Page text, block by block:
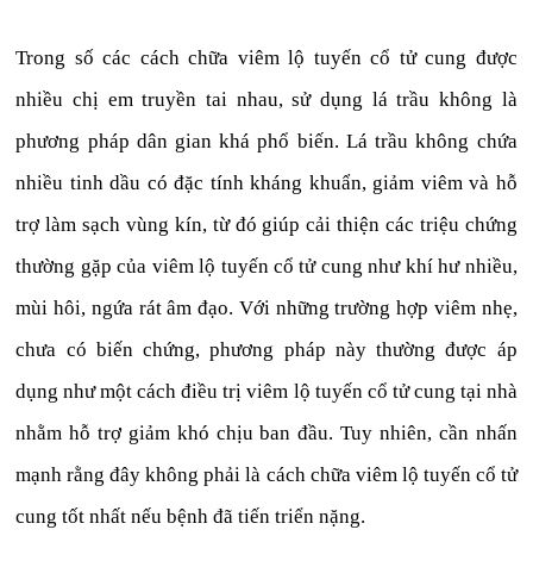
Trong số các cách chữa viêm lộ tuyến cổ tử cung được
nhiều chị em truyền tai nhau, sử dụng lá trầu không là
phương pháp dân gian khá phổ biến. Lá trầu không chứa
nhiều tinh dầu có đặc tính kháng khuẩn, giảm viêm và hỗ
trợ làm sạch vùng kín, từ đó giúp cải thiện các triệu chứng
thường gặp của viêm lộ tuyến cổ tử cung như khí hư nhiều,
mùi hôi, ngứa rát âm đạo. Với những trường hợp viêm nhẹ,
chưa có biến chứng, phương pháp này thường được áp
dụng như một cách điều trị viêm lộ tuyến cổ tử cung tại nhà
nhằm hỗ trợ giảm khó chịu ban đầu. Tuy nhiên, cần nhấn
mạnh rằng đây không phải là cách chữa viêm lộ tuyến cổ tử
cung tốt nhất nếu bệnh đã tiến triển nặng.